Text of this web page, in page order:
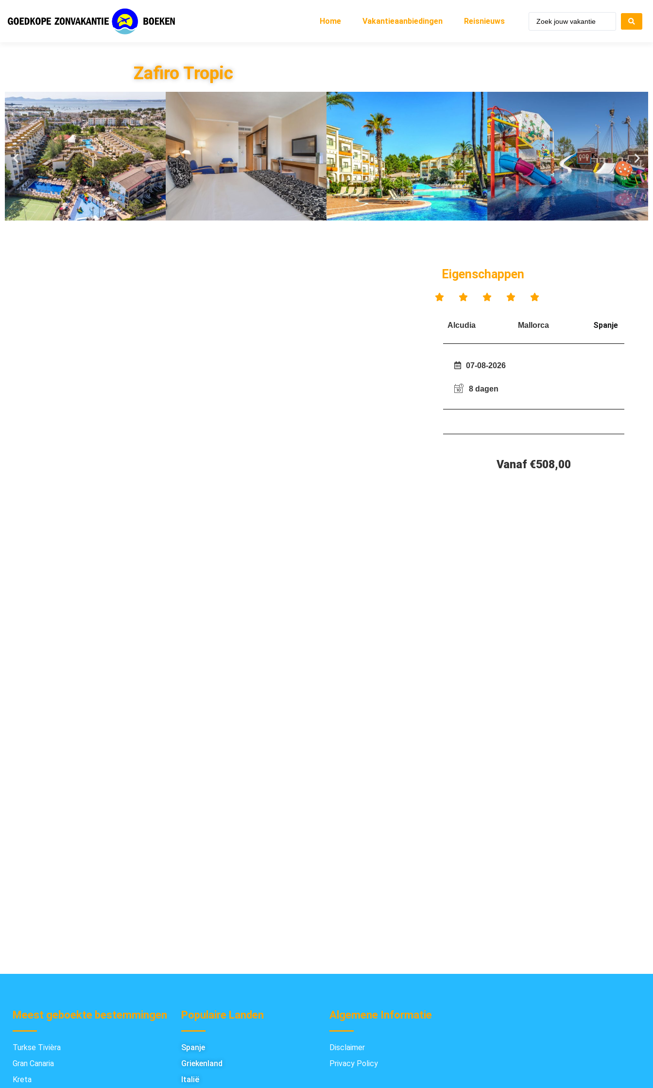
Home Vakantieaanbiedingen Reisnieuws
Zafiro Tropic
Eigenschappen
    
Alcudia Mallorca Spanje
07-08-2026
8 dagen
Vanaf €508,00
Meest geboekte bestemmingen
Turkse Tivièra
Gran Canaria
Kreta
Populaire Landen
Spanje
Griekenland
Italië
Algemene Informatie
Disclaimer
Privacy Policy